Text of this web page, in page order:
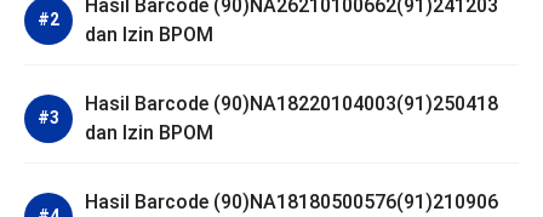
Hasil Barcode (90)NA26210100662(91)241203
dan Izin BPOM
Hasil Barcode (90)NA18220104003(91)250418
dan Izin BPOM
Hasil Barcode (90)NA18180500576(91)210906